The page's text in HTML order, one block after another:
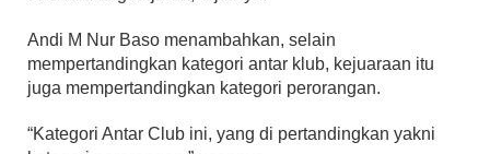
Andi M Nur Baso menambahkan, selain
mempertandingkan kategori antar klub, kejuaraan itu
juga mempertandingkan kategori perorangan.
“Kategori Antar Club ini, yang di pertandingkan yakni